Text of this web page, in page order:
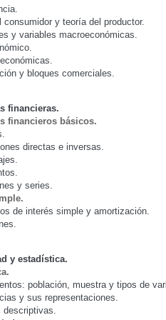
consumidor y teoría del productor.
y variables macroeconómicas.
y bloques comerciales.
financieras.
financieros básicos.
directas e inversas.
y series.
de interés simple y amortización.
y estadística.
población, muestra y tipos de
y sus representaciones.
descriptivas.